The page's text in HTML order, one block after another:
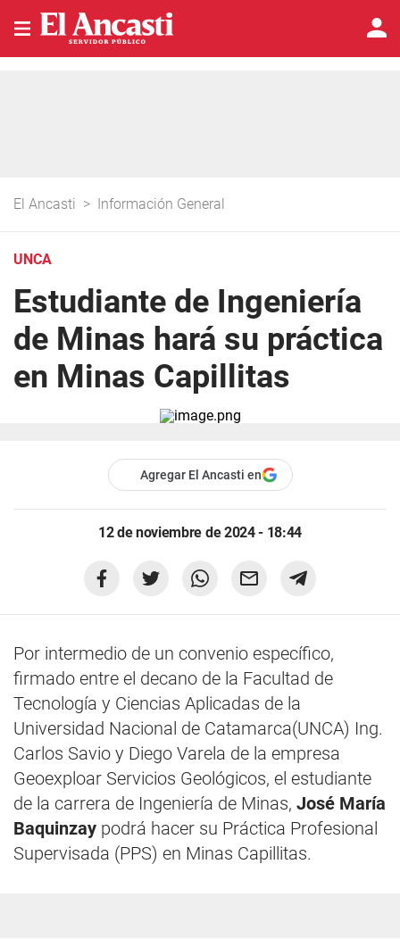
El Ancasti > Información General
UNCA
Estudiante de Ingeniería
de Minas hará su práctica
en Minas Capillitas
Agregar El Ancasti en
12 de noviembre de 2024 - 18:44
Por intermedio de un convenio específico,
firmado entre el decano de la Facultad de
Tecnología y Ciencias Aplicadas de la
Universidad Nacional de Catamarca(UNCA) Ing.
Carlos Savio y Diego Varela de la empresa
Geoexploar Servicios Geológicos, el estudiante
de la carrera de Ingeniería de Minas, José María
Baquinzay podrá hacer su Práctica Profesional
Supervisada (PPS) en Minas Capillitas.